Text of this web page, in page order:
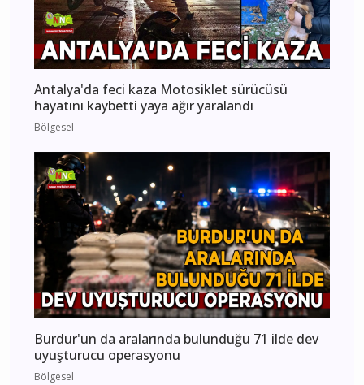
Antalya'da feci kaza Motosiklet sürücüsü
hayatını kaybetti yaya ağır yaralandı
Bölgesel
Burdur'un da aralarında bulunduğu 71 ilde dev
uyuşturucu operasyonu
Bölgesel